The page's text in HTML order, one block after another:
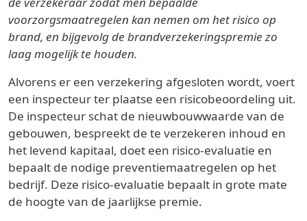
voorzorgsmaatregelen kan nemen om het risico op
brand, en bijgevolg de brandverzekeringspremie zo
laag mogelijk te houden.
Alvorens er een verzekering afgesloten wordt, voert
een inspecteur ter plaatse een risicobeoordeling uit.
De inspecteur schat de nieuwbouwwaarde van de
gebouwen, bespreekt de te verzekeren inhoud en
het levend kapitaal, doet een risico-evaluatie en
bepaalt de nodige preventiemaatregelen op het
bedrijf. Deze risico-evaluatie bepaalt in grote mate
de hoogte van de jaarlijkse premie.